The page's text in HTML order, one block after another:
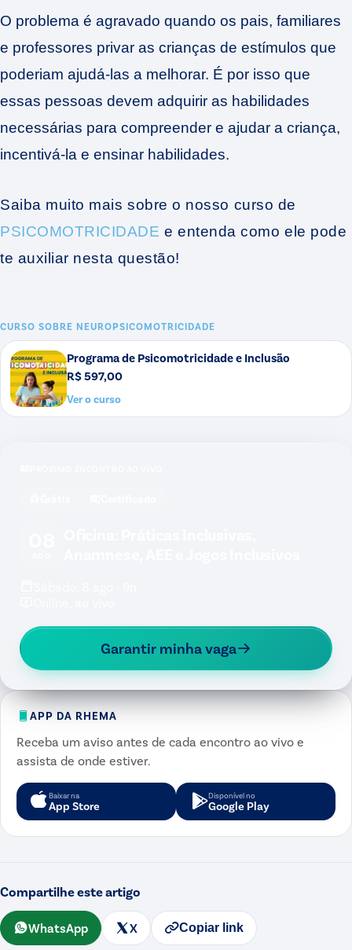
O problema é agravado quando os pais, familiares
e professores privar as crianças de estímulos que
poderiam ajudá-las a melhorar. É por isso que
essas pessoas devem adquirir as habilidades
necessárias para compreender e ajudar a criança,
incentivá-la e ensinar habilidades.
Saiba muito mais sobre o nosso curso de
PSICOMOTRICIDADE e entenda como ele pode
te auxiliar nesta questão!
CURSO SOBRE NEUROPSICOMOTRICIDADE
Programa de Psicomotricidade e Inclusão
R$ 597,00
Ver o curso
Garantir minha vaga
APP DA RHEMA
Receba um aviso antes de cada encontro ao vivo e
assista de onde estiver.
Baixar na
App Store
Disponível no
Google Play
Compartilhe este artigo
WhatsApp X Copiar link